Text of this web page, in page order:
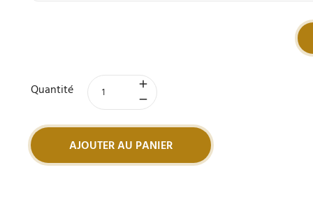
Quantité
AJOUTER AU PANIER